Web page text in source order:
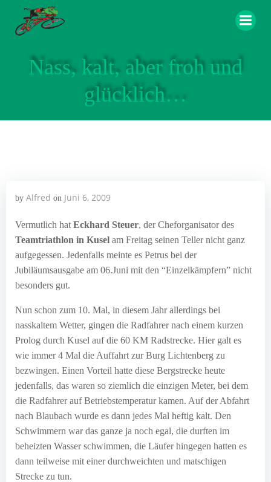
Nass, kalt, aber froh und
glücklich…
by Alfred on Juni 6, 2009
Vermutlich hat Eckhard Steuer, der Cheforganisator des
Teamtriathlon in Kusel am Freitag seinen Teller nicht ganz
aufgegessen. Jedenfalls meinte es Petrus bei der
Jubiläumsausgabe am 06.Juni mit den “Einzelkämpfern” nicht
besonders gut.
Nun schon zum 10. Mal, in diesem Jahr allerdings bei
nasskaltem Wetter, gingen die Radfahrer nach einem kurzen
Prolog durch Kusel auf die 60 KM Radstrecke. Hier galt es
wie immer 4 Mal die Auffahrt zur Burg Lichtenberg zu
bezwingen. Einen Vorteil hatte diese Bergstrecke heute
jedenfalls, das waren so ziemlich die einzigen Meter, bei dem
die Radfahrer auf Betriebstemperatur kamen. Auf der Abfahrt
nach Blaubach wurde es dann jedes Mal heftig kalt. Den
Schwimmern war das ganze ja noch egal, die durften im
beheizten Wasser schwimmen, die Läufer hingegen hatten es
dann teilweise mit einer durchweichten und matschigen
Strecke zu tun.